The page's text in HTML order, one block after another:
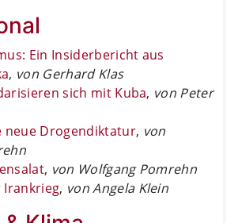
Ein Insiderbericht aus
, von Gerhard Klas
sich mit Kuba, von Peter
neue Drogendiktatur, von
, von Wolfgang Pomrehn
, von Angela Klein